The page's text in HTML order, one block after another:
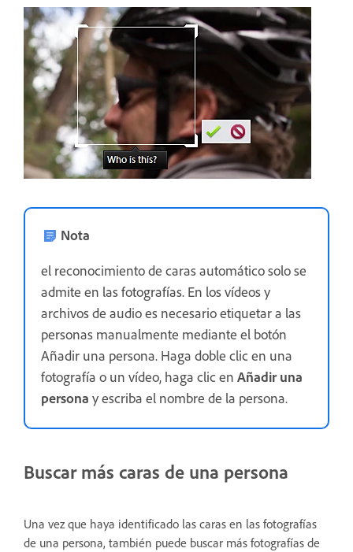
Nota
el reconocimiento de caras automático solo se
admite en las fotografías. En los vídeos y
archivos de audio es necesario etiquetar a las
personas manualmente mediante el botón
Añadir una persona. Haga doble clic en una
fotografía o un vídeo, haga clic en Añadir una
persona y escriba el nombre de la persona.
Buscar más caras de una persona
Una vez que haya identificado las caras en las fotografías
de una persona, también puede buscar más fotografías de